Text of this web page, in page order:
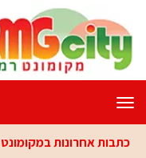
תפריט
כתבות אחרונות